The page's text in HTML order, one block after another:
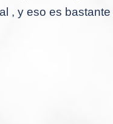
, y eso es